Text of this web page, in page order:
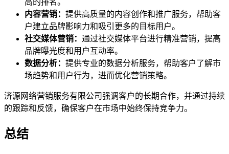
高的排名。
内容营销： 提供高质量的内容创作和推广服务，帮助客
户建立品牌影响力和吸引更多的目标用户。
社交媒体营销： 通过社交媒体平台进行精准营销，提高
品牌曝光度和用户互动率。
数据分析： 提供专业的数据分析服务，帮助客户了解市
场趋势和用户行为，进而优化营销策略。
济源网络营销服务有限公司强调客户的长期合作，并通过持续
的跟踪和反馈，确保客户在市场中始终保持竞争力。
总结